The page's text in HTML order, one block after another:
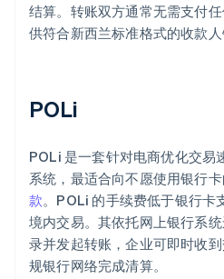
结算。转账双方通常无需支付
供符合新西兰标准格式的收款人
POLi
POLi 是一套针对电商优化交易
系统，最适合向不愿使用银行
款。POLi 的手续费低于银行卡
境内交易。其依托网上银行系
录并发起转账，企业可即时收
规银行网络完成清算。